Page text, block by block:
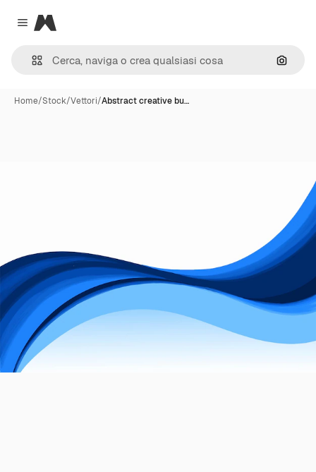
Close menu
Magnific
Cerca
Home/Stock/Vettori/Abstract creative bu…